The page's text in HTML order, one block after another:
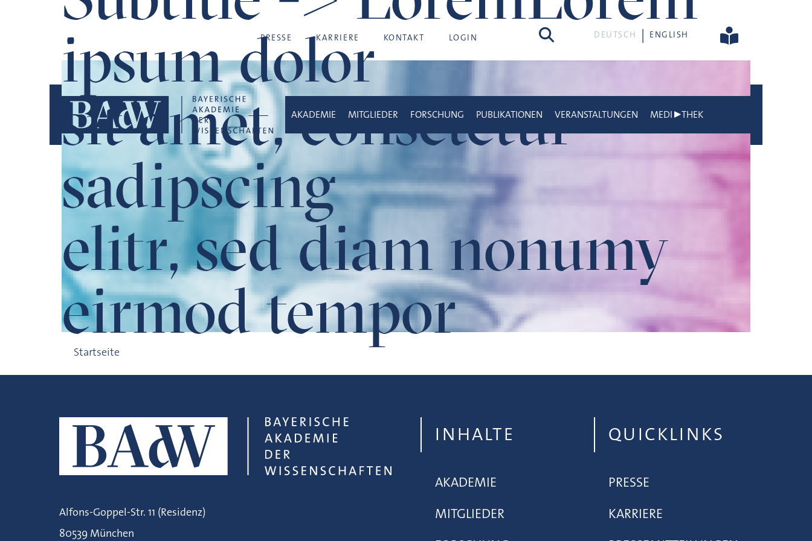
Navigation überspringen
PRESSE KARRIERE KONTAKT LOGIN Suche DEUTSCH ENGLISH
ipsum dolor
sit amet, consetetur
sadipscing
elitr, sed diam nonumy
eirmod tempor
AKADEMIE MITGLIEDER FORSCHUNG PUBLIKATIONEN VERANSTALTUNGEN MEDI▶THEK
Startseite
Alfons-Goppel-Str. 11 (Residenz)
80539 München
INHALTE
AKADEMIE
MITGLIEDER
QUICKLINKS
PRESSE
KARRIERE